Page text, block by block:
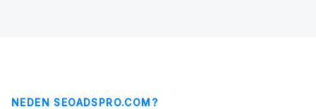
NEDEN SEOADSPRO.COM?